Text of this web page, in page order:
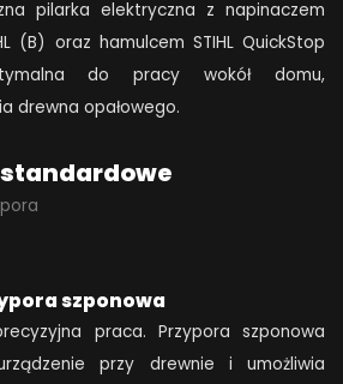
pilarka elektryczna z napinaczem
(B) oraz hamulcem STIHL QuickStop
do pracy wokół domu,
drewna opałowego.
szponowa
praca. Przypora szponowa
przy drewnie i umożliwia